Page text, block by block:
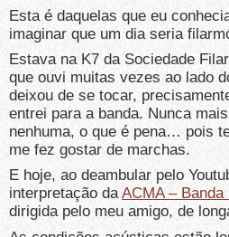
Esta é daquelas que eu
imaginar que um dia seria
Estava na K7 da Sociedade
que ouvi muitas vezes ao lado
deixou de se tocar,
entrei para a banda. Nunca
nenhuma, o que é pena… pois
me fez gostar de marchas.
E hoje, ao deambular pelo
interpretação daACMA –
dirigida pelo meu amigo, de